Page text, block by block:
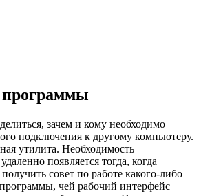
зачем и кому необходимо
подключения к другому компьютеру.
утилита. Необходимость
появляется тогда, когда
совет по работе какого-либо
чей рабочий интерфейс